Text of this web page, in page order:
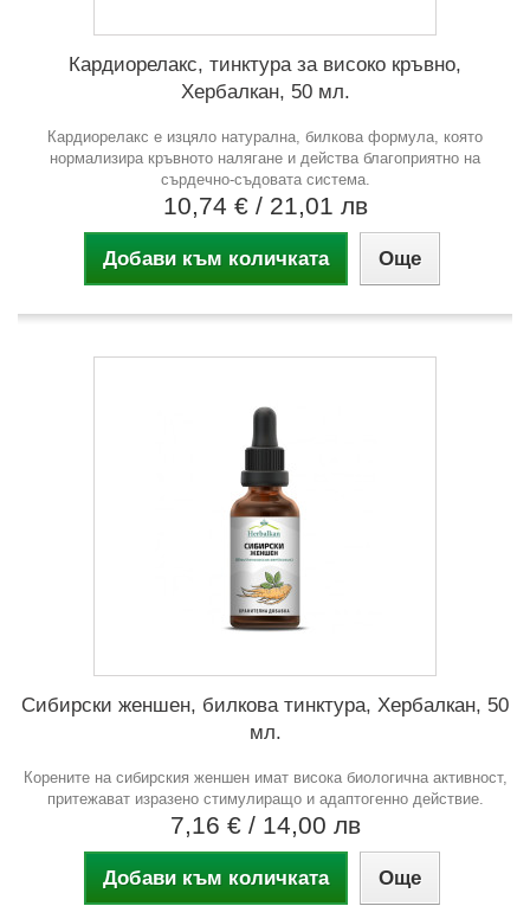
Кардиорелакс, тинктура за високо кръвно,
Хербалкан, 50 мл.
Кардиорелакс е изцяло натурална, билкова формула, която
нормализира кръвното налягане и действа благоприятно на
сърдечно-съдовата система.
10,74 € / 21,01 лв
Добави към количката Още
Сибирски женшен, билкова тинктура, Хербалкан, 50
мл.
Корените на сибирския женшен имат висока биологична активност,
притежават изразено стимулиращо и адаптогенно действие.
7,16 € / 14,00 лв
Добави към количката Още